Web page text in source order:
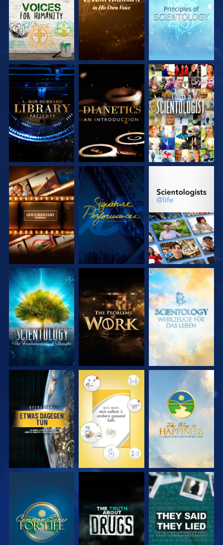
ENTDECKEN ENTDECKEN ENTDECKEN
SERIE
ENTDECKEN
ENTDECKEN
ANSEHEN
SERIE
ENTDECKEN
ANSEHEN
SERIE
SERIE
ENTDECKEN
SERIE
ENTDECKEN
SERIE
ENTDECKEN
ANSEHEN ANSEHEN ANSEHEN
ANSEHEN ANSEHEN ANSEHEN